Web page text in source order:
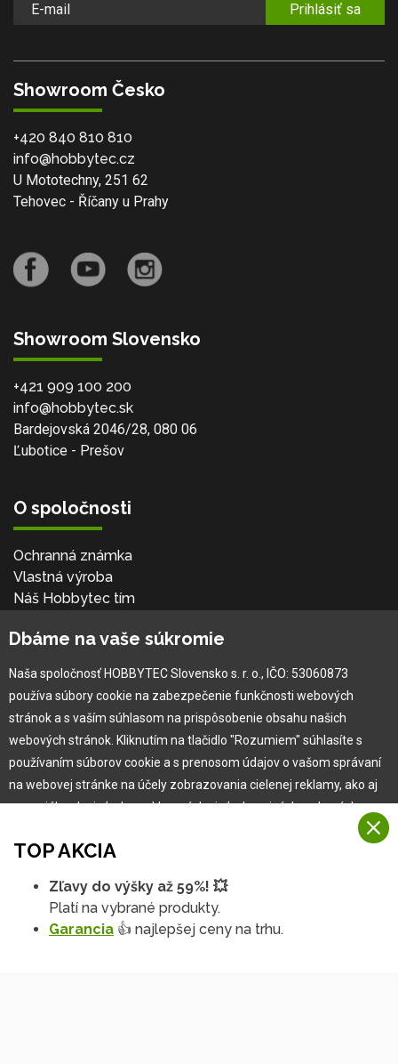
Prihlásiť sa
Showroom Česko
+420 840 810 810
info@hobbytec.cz
U Mototechny, 251 62
Tehovec - Říčany u Prahy
Showroom Slovensko
+421 909 100 200
info@hobbytec.sk
Bardejovská 2046/28, 080 06
Ľubotice - Prešov
O spoločnosti
Ochranná známka
Vlastná výroba
Náš Hobbytec tím
Naša história
Pre zákazníka
Garancia najlepšej ceny
Užívateľský manuál
Reklamácia
TOP AKCIA
Zľavy do výšky až 59%! 💥
Platí na vybrané produkty.
Garancia 👍 najlepšej ceny na trhu.
Dbáme na vaše súkromie
Naša spoločnosť HOBBYTEC Slovensko s. r. o., IČO: 53060873
používa súbory cookie na zabezpečenie funkčnosti webových
stránok a s vaším súhlasom na prispôsobenie obsahu našich
webových stránok. Kliknutím na tlačidlo "Rozumiem" súhlasíte s
používaním súborov cookie a s prenosom údajov o vašom správaní
na webovej stránke na účely zobrazovania cielenej reklamy, ako aj
na sociálnych sieťach a reklamných sieťach na iných webových
Viac informácií
Na našich webových stránkach používame niekoľko kategórií
Rozumiem